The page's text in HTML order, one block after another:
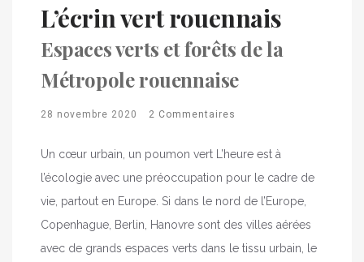
L’écrin vert rouennais
Espaces verts et forêts de la
Métropole rouennaise
28 novembre 2020 2 Commentaires
Un cœur urbain, un poumon vert L’heure est à
l’écologie avec une préoccupation pour le cadre de
vie, partout en Europe. Si dans le nord de l’Europe,
Copenhague, Berlin, Hanovre sont des villes aérées
avec de grands espaces verts dans le tissu urbain, le